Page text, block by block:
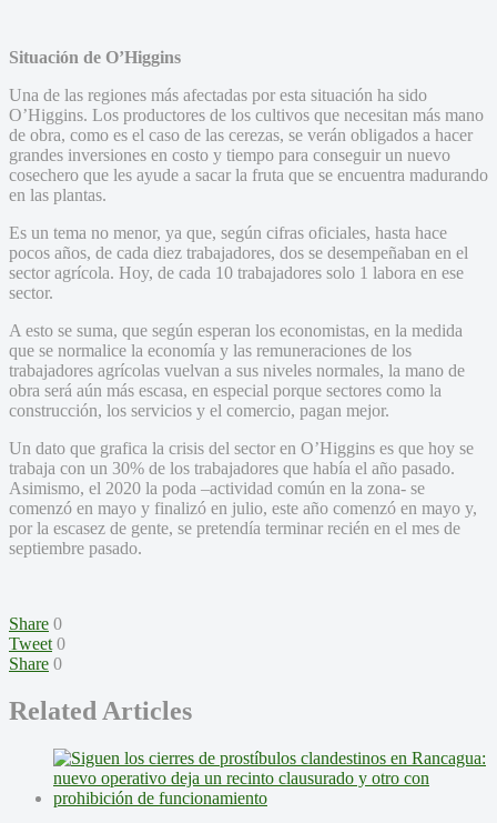
Situación de O’Higgins
Una de las regiones más afectadas por esta situación ha sido
O’Higgins. Los productores de los cultivos que necesitan más mano
de obra, como es el caso de las cerezas, se verán obligados a hacer
grandes inversiones en costo y tiempo para conseguir un nuevo
cosechero que les ayude a sacar la fruta que se encuentra madurando
en las plantas.
Es un tema no menor, ya que, según cifras oficiales, hasta hace
pocos años, de cada diez trabajadores, dos se desempeñaban en el
sector agrícola. Hoy, de cada 10 trabajadores solo 1 labora en ese
sector.
A esto se suma, que según esperan los economistas, en la medida
que se normalice la economía y las remuneraciones de los
trabajadores agrícolas vuelvan a sus niveles normales, la mano de
obra será aún más escasa, en especial porque sectores como la
construcción, los servicios y el comercio, pagan mejor.
Un dato que grafica la crisis del sector en O’Higgins es que hoy se
trabaja con un 30% de los trabajadores que había el año pasado.
Asimismo, el 2020 la poda –actividad común en la zona- se
comenzó en mayo y finalizó en julio, este año comenzó en mayo y,
por la escasez de gente, se pretendía terminar recién en el mes de
septiembre pasado.
Share 0
Tweet 0
Share 0
Related Articles